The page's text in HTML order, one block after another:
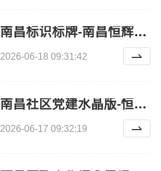
南昌标识标牌-南昌恒辉广告
2026-06-18 09:31:42
南昌社区党建水晶版-恒辉广告
2026-06-17 09:32:19